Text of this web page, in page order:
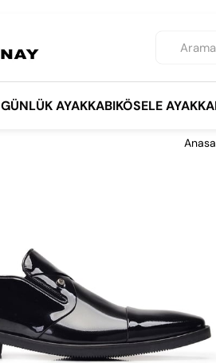
GÜNLÜK AYAKKABIKÖSELE